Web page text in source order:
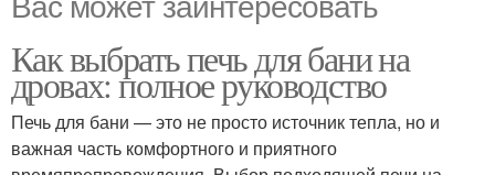
Как выбрать печь для бани на
дровах: полное руководство
Печь для бани — это не просто источник тепла, но и
важная часть комфортного и приятного